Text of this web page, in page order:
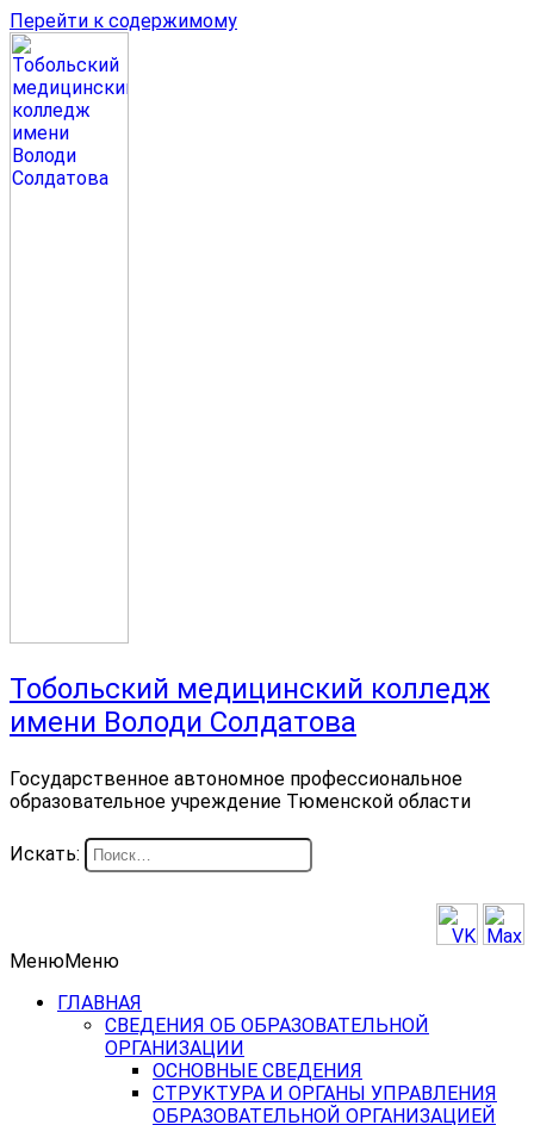
Перейти к содержимому
Тобольский медицинский колледж
имени Володи Солдатова
Государственное автономное профессиональное
образовательное учреждение Тюменской области
Искать:
МенюМеню
ГЛАВНАЯ
СВЕДЕНИЯ ОБ ОБРАЗОВАТЕЛЬНОЙ
ОРГАНИЗАЦИИ
ОСНОВНЫЕ СВЕДЕНИЯ
СТРУКТУРА И ОРГАНЫ УПРАВЛЕНИЯ
ОБРАЗОВАТЕЛЬНОЙ ОРГАНИЗАЦИЕЙ